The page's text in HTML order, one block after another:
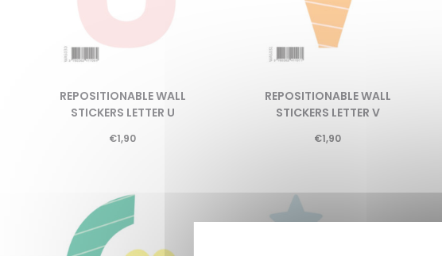
REPOSITIONABLE WALL
STICKERS LETTER U
€1,90
REPOSITIONABLE WALL
STICKERS LETTER V
€1,90